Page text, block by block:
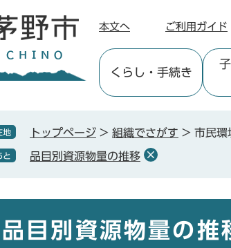
本文へ ご利用ガイド
くらし ・手続き
地 トップページ > 組織でさがす > 市民環
と 品目別資源物量の推移
品目別資源物量の推